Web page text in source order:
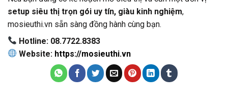
setup siêu thị trọn gói uy tín, giàu kinh nghiệm,
mosieuthi.vn sẵn sàng đồng hành cùng bạn.
Hotline: 08.7722.8383
Website: https://mosieuthi.vn